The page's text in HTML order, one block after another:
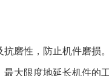
磨性，防止机件磨损
大限度地延长机件的